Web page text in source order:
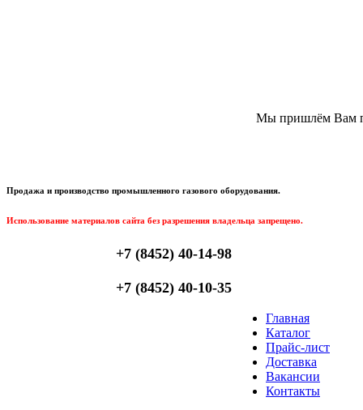
Мы пришлём Вам
Продажа и производство промышленного газового оборудования.
Использование материалов сайта без разрешения владельца запрещено.
+7 (8452) 40-14-98
+7 (8452) 40-10-35
Главная
Каталог
Прайс-лист
Доставка
Вакансии
Контакты